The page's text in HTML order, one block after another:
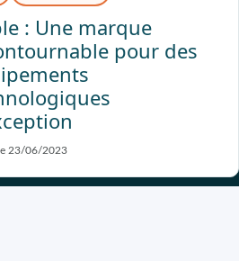
: Une marque
pour des
23/06/2023